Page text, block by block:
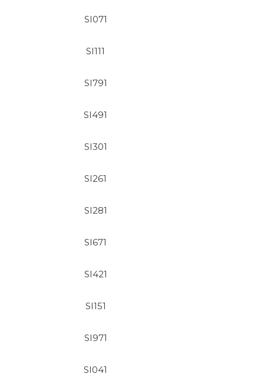
SI071
SI111
SI791
SI491
SI301
SI261
SI281
SI671
SI421
SI151
SI971
SI041